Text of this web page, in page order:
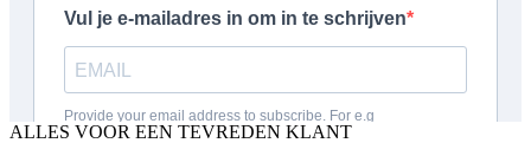
ALLES VOOR EEN TEVREDEN KLANT